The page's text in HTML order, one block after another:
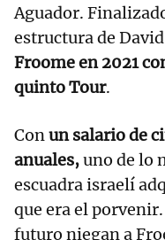
Aguador.
estructura de
Froome en 2021
quinto Tour.
Conun salario de
anuales,uno de lo
escuadra israelí
que era el
futuro niegan a